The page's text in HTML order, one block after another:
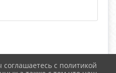
с политикой